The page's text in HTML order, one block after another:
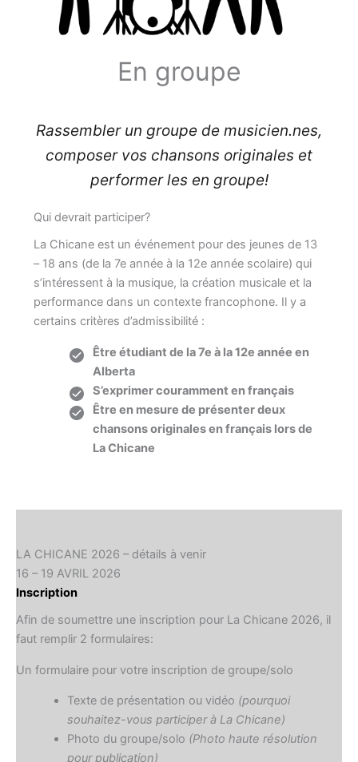
En groupe
Rassembler un groupe de musicien.nes,
composer vos chansons originales et
performer les en groupe!
Qui devrait participer?
La Chicane est un événement pour des jeunes de 13
– 18 ans (de la 7e année à la 12e année scolaire) qui
s’intéressent à la musique, la création musicale et la
performance dans un contexte francophone. Il y a
certains critères d’admissibilité :
Être étudiant de la 7e à la 12e année en
Alberta
S’exprimer couramment en français
Être en mesure de présenter deux
chansons originales en français lors de
La Chicane
LA CHICANE 2026 – détails à venir
16 – 19 AVRIL 2026
Inscription
Afin de soumettre une inscription pour La Chicane 2026, il
faut remplir 2 formulaires:
Un formulaire pour votre inscription de groupe/solo
Texte de présentation ou vidéo (pourquoi
souhaitez-vous participer à La Chicane)
Photo du groupe/solo (Photo haute résolution
pour publication)